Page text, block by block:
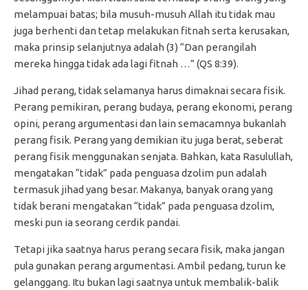
melampuai batas; bila musuh-musuh Allah itu tidak mau
juga berhenti dan tetap melakukan fitnah serta kerusakan,
maka prinsip selanjutnya adalah (3) “Dan perangilah
mereka hingga tidak ada lagi fitnah …” (QS 8:39).
Jihad perang, tidak selamanya harus dimaknai secara fisik.
Perang pemikiran, perang budaya, perang ekonomi, perang
opini, perang argumentasi dan lain semacamnya bukanlah
perang fisik. Perang yang demikian itu juga berat, seberat
perang fisik menggunakan senjata. Bahkan, kata Rasulullah,
mengatakan “tidak” pada penguasa dzolim pun adalah
termasuk jihad yang besar. Makanya, banyak orang yang
tidak berani mengatakan “tidak” pada penguasa dzolim,
meski pun ia seorang cerdik pandai.
Tetapi jika saatnya harus perang secara fisik, maka jangan
pula gunakan perang argumentasi. Ambil pedang, turun ke
gelanggang. Itu bukan lagi saatnya untuk membalik-balik